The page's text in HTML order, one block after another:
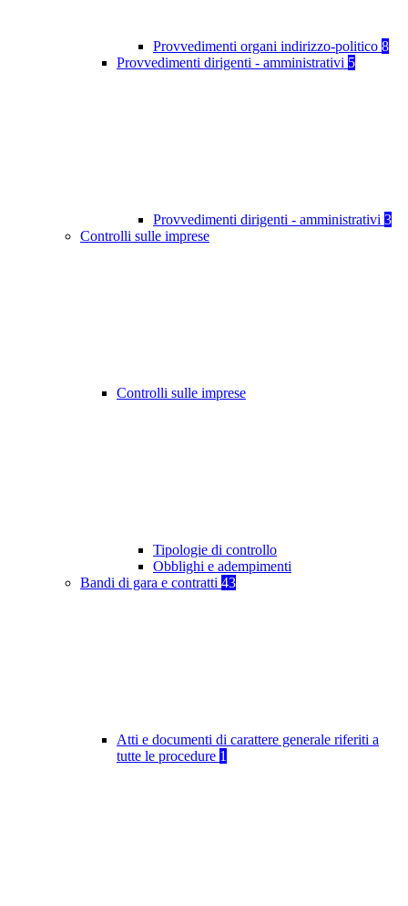
Provvedimenti organi indirizzo-politico 8
Provvedimenti dirigenti - amministrativi 5
Provvedimenti dirigenti - amministrativi 3
Controlli sulle imprese
Controlli sulle imprese
Tipologie di controllo
Obblighi e adempimenti
Bandi di gara e contratti 43
Atti e documenti di carattere generale riferiti a
tutte le procedure 1